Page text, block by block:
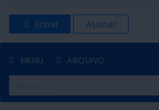
Entrar Assinar
MENU ARQUIVO